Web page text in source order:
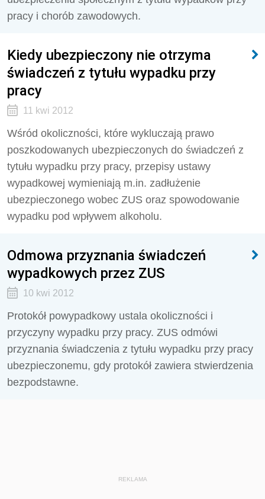
pracy i chorób zawodowych.
Kiedy ubezpieczony nie otrzyma
świadczeń z tytułu wypadku przy
pracy
11 kwi 2012
Wśród okoliczności, które wykluczają prawo
poszkodowanych ubezpieczonych do świadczeń z
tytułu wypadku przy pracy, przepisy ustawy
wypadkowej wymieniają m.in. zadłużenie
ubezpieczonego wobec ZUS oraz spowodowanie
wypadku pod wpływem alkoholu.
Odmowa przyznania świadczeń
wypadkowych przez ZUS
10 kwi 2012
Protokół powypadkowy ustala okoliczności i
przyczyny wypadku przy pracy. ZUS odmówi
przyznania świadczenia z tytułu wypadku przy pracy
ubezpieczonemu, gdy protokół zawiera stwierdzenia
bezpodstawne.
REKLAMA